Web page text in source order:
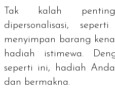
Tak kalah
dipersonalisasi,
menyimpan barang
hadiah istimewa.
seperti ini, hadiah
dan bermakna.